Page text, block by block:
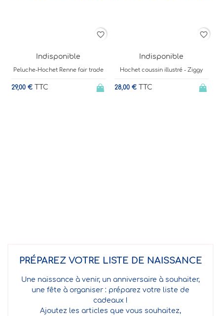
Indisponible
Peluche-Hochet Renne fair trade
29,00 €TTC
favorite_border
Indisponible
Hochet coussin illustré - Ziggy
28,00 €TTC
favorite_border
PRÉPAREZ VOTRE LISTE DE NAISSANCE
Une naissance à venir, un anniversaire à souhaiter,
une fête à organiser : préparez votre liste de
cadeaux !
Ajoutez les articles que vous souhaitez,